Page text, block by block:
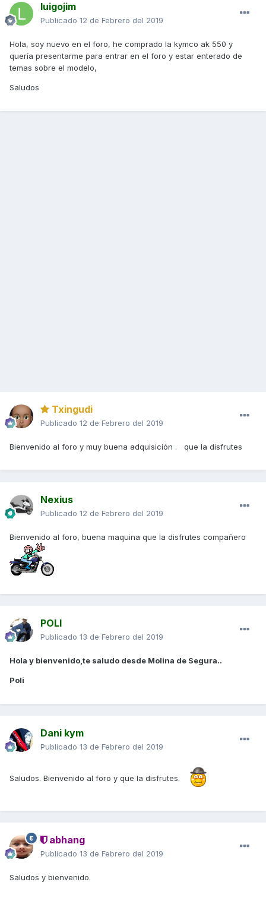
luigojim
Publicado 12 de Febrero del 2019
Hola, soy nuevo en el foro, he comprado la kymco ak 550 y
quería presentarme para entrar en el foro y estar enterado de
temas sobre el modelo,
Saludos
Txingudi
Publicado 12 de Febrero del 2019
Bienvenido al foro y muy buena adquisición . que la disfrutes
Nexius
Publicado 12 de Febrero del 2019
Bienvenido al foro, buena maquina que la disfrutes compañero
POLI
Publicado 13 de Febrero del 2019
Hola y bienvenido,te saludo desde Molina de Segura..
Poli
Dani kym
Publicado 13 de Febrero del 2019
Saludos. Bienvenido al foro y que la disfrutes.
abhang
Publicado 13 de Febrero del 2019
Saludos y bienvenido.